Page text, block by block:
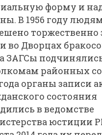
форму и
В 1956 году
торжественно
во Дворцах
ЗАГСы
районных
органы записи
состояния
в ведомстве
юстиции